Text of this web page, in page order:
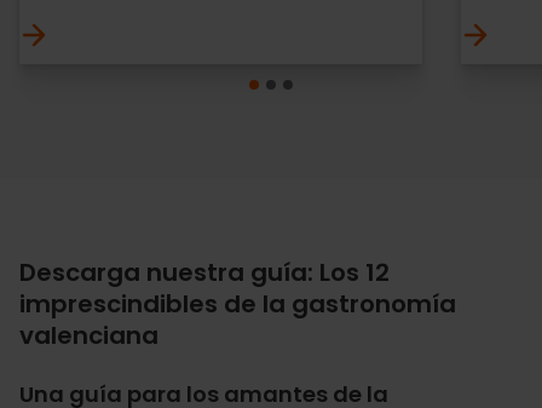
Descarga nuestra guía: Los 12
imprescindibles de la gastronomía
valenciana
Una guía para los amantes de la